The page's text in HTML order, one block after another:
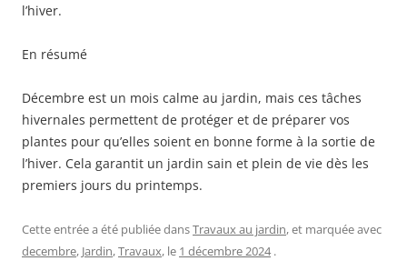
l’hiver.
En résumé
Décembre est un mois calme au jardin, mais ces tâches
hivernales permettent de protéger et de préparer vos
plantes pour qu’elles soient en bonne forme à la sortie de
l’hiver. Cela garantit un jardin sain et plein de vie dès les
premiers jours du printemps.
Cette entrée a été publiée dansTravaux au jardin, et marquée avec
decembre, Jardin,Travaux, le 1 décembre 2024 .